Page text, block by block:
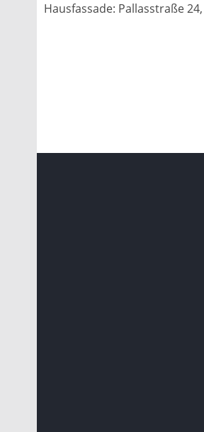
Hausfassade: Pallasstraße